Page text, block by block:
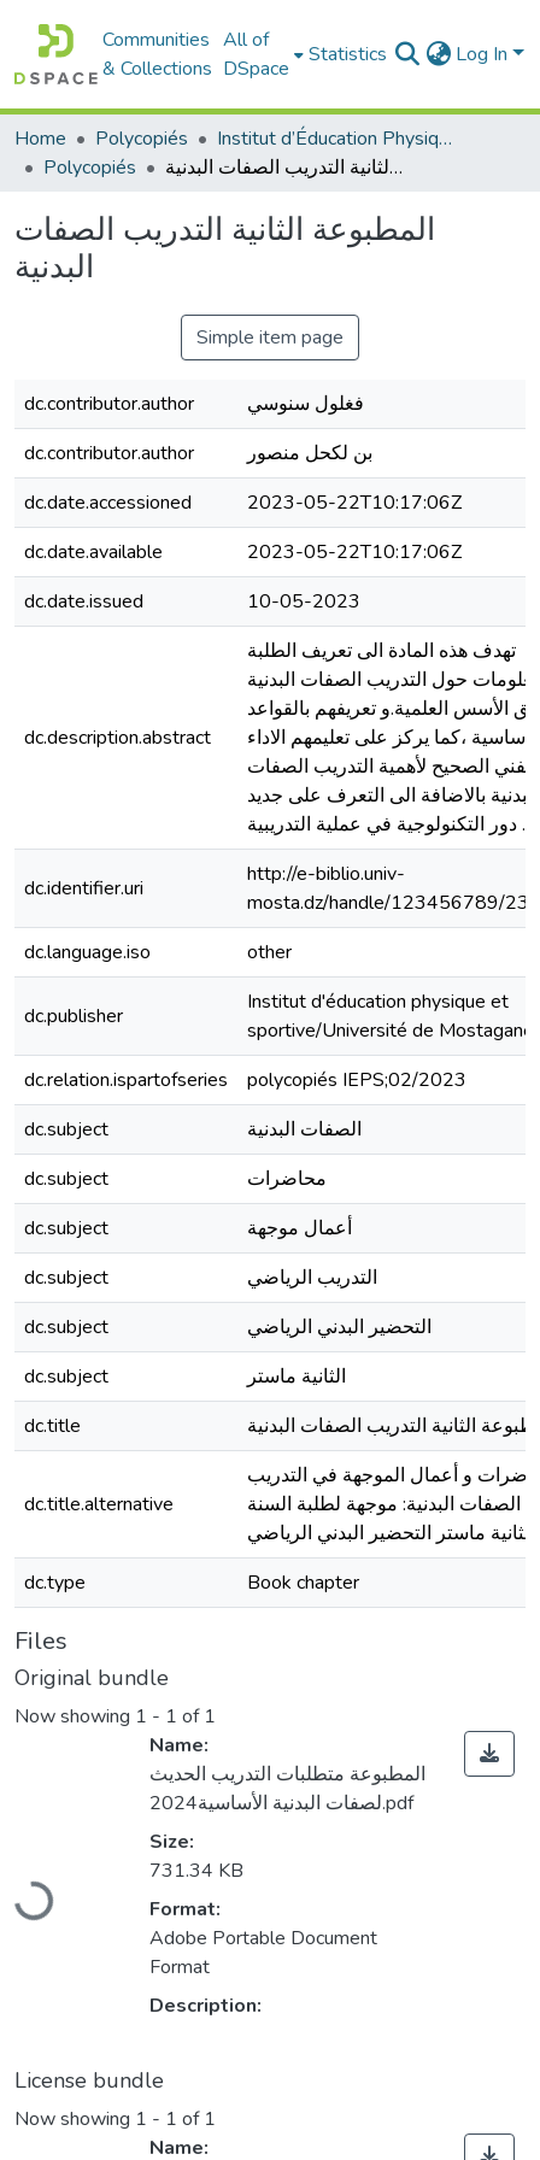
Communities
& Collections
All of
DSpace
Statistics Log In
Home Polycopiés
Institut d’Éducation Physique et Sportive
Polycopiés
المطبوعة الثانية التدريب الصفات البدنية
المطبوعة الثانية التدريب الصفات
البدنية
Simple item page
dc.contributor.author
فغلول سنوسي
dc.contributor.author
بن لكحل منصور
dc.date.accessioned
2023-05-22T10:17:06Z
dc.date.available
2023-05-22T10:17:06Z
dc.date.issued
10-05-2023
dc.description.abstract
تهدف هذه المادة الى تعريف الطلبة
حول التدريب الصفات البدنية
الأسس العلمية.و تعريفهم بالقواعد
الاساسية ،كما يركز على تعليمهم الاداء
الفني الصحيح لأهمية التدريب الصفات
البدنية بالاضافة الى التعرف على جديد
دور التكنولوجية في عملية التدريبية .
dc.identifier.uri
http://e-biblio.univ-
mosta.dz/handle/123456789/
dc.language.iso
other
dc.publisher
Institut d'éducation physique et
sportive/Université de
dc.relation.ispartofseries
polycopiés IEPS;02/2023
dc.subject
الصفات البدنية
dc.subject
محاضرات
dc.subject
أعمال موجهة
dc.subject
التدريب الرياضي
dc.subject
التحضير البدني الرياضي
dc.subject
الثانية ماستر
dc.title
الثانية التدريب الصفات البدنية
dc.title.alternative
و أعمال الموجهة في التدريب
الصفات البدنية: موجهة لطلبة السنة
الثانية ماستر التحضير البدني الرياضي
dc.type
Book chapter
Files
Original bundle
Now showing 1 - 1 of 1
Loading...
Name:
المطبوعة متطلبات التدريب الحديث
لصفات البدنية الأساسية2024.pdf
Size:
731.34 KB
Format:
Adobe Portable Document
Format
Description:
License bundle
Now showing 1 - 1 of 1
Name: